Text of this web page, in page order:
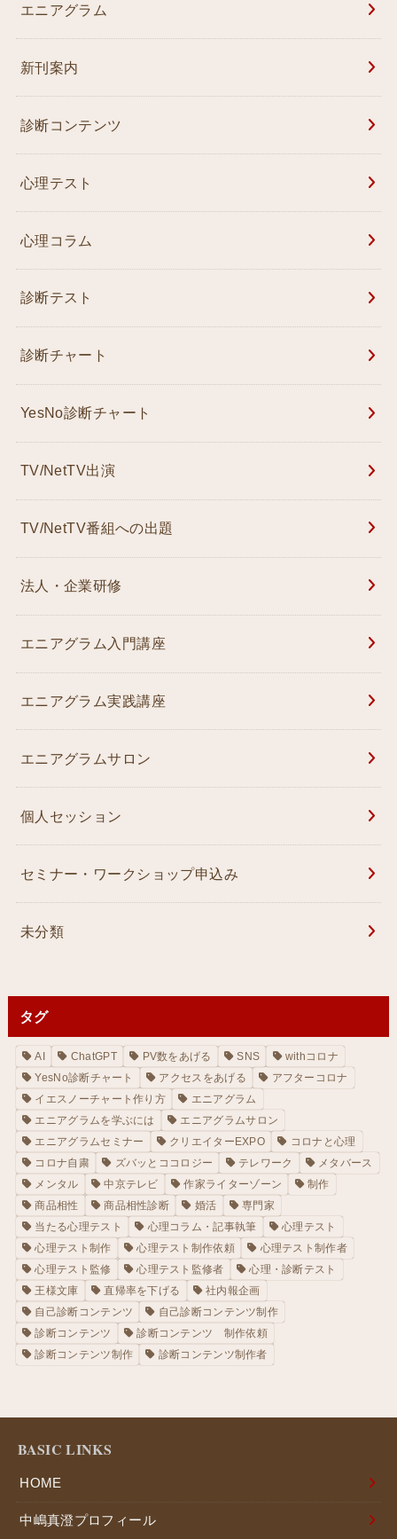
エニアグラム
新刊案内
診断コンテンツ
心理テスト
心理コラム
診断テスト
診断チャート
YesNo診断チャート
TV/NetTV出演
TV/NetTV番組への出題
法人・企業研修
エニアグラム入門講座
エニアグラム実践講座
エニアグラムサロン
個人セッション
セミナー・ワークショップ申込み
未分類
タグ
AI ChatGPT PV数をあげる SNS
withコロナ
YesNo診断チャート
アクセスをあげる
アフターコロナ
イエスノーチャート作り方
エニアグラム
エニアグラムを学ぶには
エニアグラムサロン
エニアグラムセミナー
クリエイターEXPO
コロナと心理
コロナ自粛
ズバッとココロジー テレワーク
メタバース
メンタル
中京テレビ 作家ライターゾーン
制作
商品相性
商品相性診断 婚活
専門家
当たる心理テスト
心理コラム・記事執筆
心理テスト
心理テスト制作
心理テスト制作依頼
心理テスト制作者
心理テスト監修
心理テスト監修者
心理・診断テスト
王様文庫
直帰率を下げる
社内報企画
自己診断コンテンツ
自己診断コンテンツ制作
診断コンテンツ
診断コンテンツ 制作依頼
診断コンテンツ制作
診断コンテンツ制作者
BASIC LINKS
HOME
中嶋真澄プロフィール